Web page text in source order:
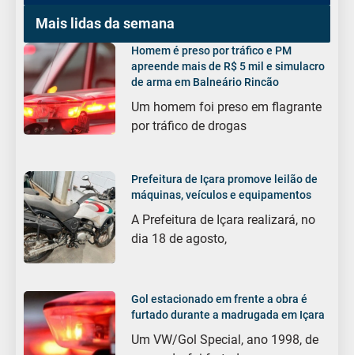
Mais lidas da semana
Homem é preso por tráfico e PM
apreende mais de R$ 5 mil e simulacro
de arma em Balneário Rincão
Um homem foi preso em flagrante
por tráfico de drogas
Prefeitura de Içara promove leilão de
máquinas, veículos e equipamentos
A Prefeitura de Içara realizará, no
dia 18 de agosto,
Gol estacionado em frente a obra é
furtado durante a madrugada em Içara
Um VW/Gol Special, ano 1998, de